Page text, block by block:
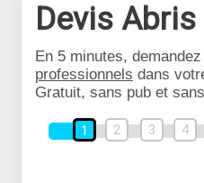
Devis
En 5 minutes, demandez
professionnels dans
Gratuit, sans pub et
1 2 3 4